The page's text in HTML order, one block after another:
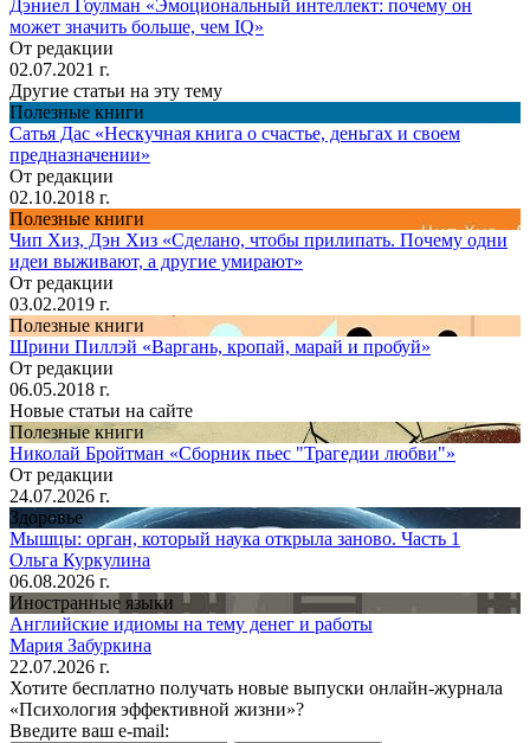
Дэниел Гоулман «Эмоциональный интеллект: почему он
может значить больше, чем IQ»
От редакции
02.07.2021 г.
Другие статьи на эту тему
Полезные книги
Сатья Дас «Нескучная книга о счастье, деньгах и своем
предназначении»
От редакции
02.10.2018 г.
Полезные книги
Чип Хиз, Дэн Хиз «Сделано, чтобы прилипать. Почему одни
идеи выживают, а другие умирают»
От редакции
03.02.2019 г.
Полезные книги
Шрини Пиллэй «Варгань, кропай, марай и пробуй»
От редакции
06.05.2018 г.
Новые статьи на сайте
Полезные книги
Николай Бройтман «Сборник пьес "Трагедии любви"»
От редакции
24.07.2026 г.
Здоровье
Мышцы: орган, который наука открыла заново. Часть 1
Ольга Куркулина
06.08.2026 г.
Иностранные языки
Английские идиомы на тему денег и работы
Мария Забуркина
22.07.2026 г.
Хотите бесплатно получать новые выпуски онлайн-журнала
«Психология эффективной жизни»?
Введите ваш e-mail: